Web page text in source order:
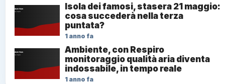
Isola dei famosi, stasera 21 maggio:
cosa succederà nella terza
puntata?
1 anno fa
Ambiente, con Respiro
monitoraggio qualità aria diventa
indossabile, in tempo reale
1 anno fa